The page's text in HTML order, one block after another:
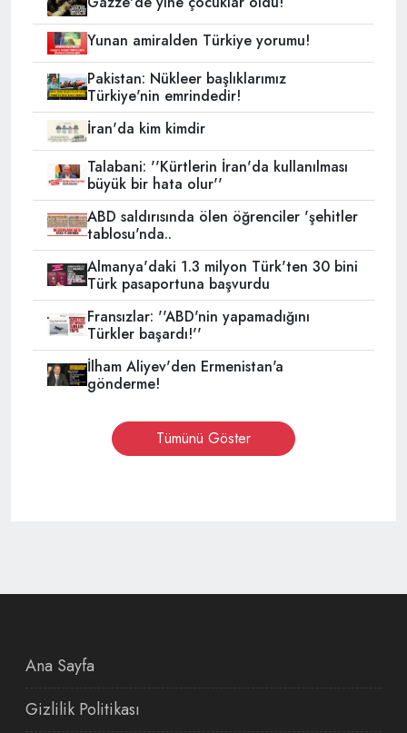
Yunan amiralden Türkiye yorumu!
Pakistan: Nükleer başlıklarımız
Türkiye'nin emrindedir!
İran'da kim kimdir
Talabani: ''Kürtlerin İran'da kullanılması
büyük bir hata olur''
ABD saldırısında ölen öğrenciler 'şehitler
tablosu'nda..
Almanya'daki 1.3 milyon Türk'ten 30 bini
Türk pasaportuna başvurdu
Fransızlar: ''ABD'nin yapamadığını
Türkler başardı!''
İlham Aliyev'den Ermenistan'a
gönderme!
Tümünü Göster
Ana Sayfa
Gizlilik Politikası